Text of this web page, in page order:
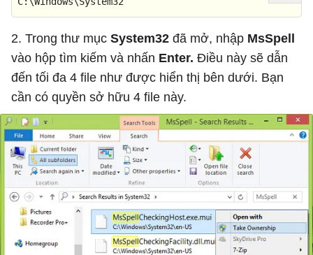
2. Trong thư mục System32 đã mở, nhập MsSpell
vào hộp tìm kiếm và nhấn Enter. Điều này sẽ dẫn
đến tối đa 4 file như được hiển thị bên dưới. Bạn
cần có quyền sở hữu 4 file này.